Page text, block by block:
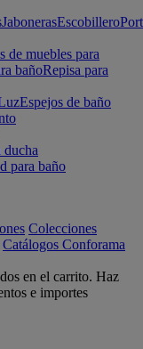
JabonerasEscobillero
de muebles para
bañoRepisa para
Espejos de baño
ducha
para baño
Colecciones
Catálogos Conforama
en el carrito. Haz
e importes